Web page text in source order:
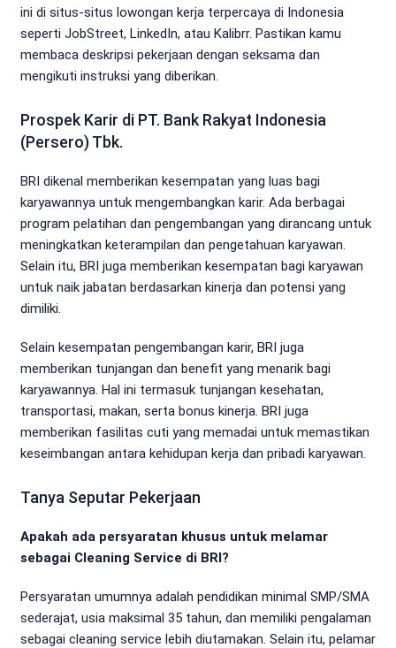
ini di situs-situs lowongan kerja terpercaya di Indonesia
seperti JobStreet, LinkedIn, atau Kalibrr. Pastikan kamu
membaca deskripsi pekerjaan dengan seksama dan
mengikuti instruksi yang diberikan.
Prospek Karir di PT. Bank Rakyat Indonesia
(Persero) Tbk.
BRI dikenal memberikan kesempatan yang luas bagi
karyawannya untuk mengembangkan karir. Ada berbagai
program pelatihan dan pengembangan yang dirancang untuk
meningkatkan keterampilan dan pengetahuan karyawan.
Selain itu, BRI juga memberikan kesempatan bagi karyawan
untuk naik jabatan berdasarkan kinerja dan potensi yang
dimiliki.
Selain kesempatan pengembangan karir, BRI juga
memberikan tunjangan dan benefit yang menarik bagi
karyawannya. Hal ini termasuk tunjangan kesehatan,
transportasi, makan, serta bonus kinerja. BRI juga
memberikan fasilitas cuti yang memadai untuk memastikan
keseimbangan antara kehidupan kerja dan pribadi karyawan.
Tanya Seputar Pekerjaan
Apakah ada persyaratan khusus untuk melamar
sebagai Cleaning Service di BRI?
Persyaratan umumnya adalah pendidikan minimal SMP/SMA
sederajat, usia maksimal 35 tahun, dan memiliki pengalaman
sebagai cleaning service lebih diutamakan. Selain itu, pelamar